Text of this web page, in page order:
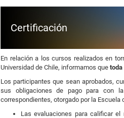
Certificación
En relación a los cursos realizados en
Universidad de Chile, informamos que toda
Los participantes que sean aprobados,
sus obligaciones de pago para con
correspondientes, otorgado por la Escuela
Las evaluaciones para calificar